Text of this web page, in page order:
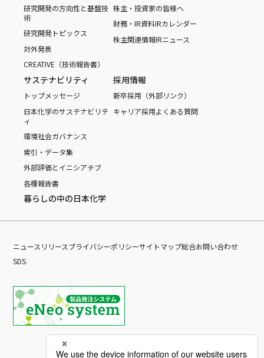
研究開発の方向性と基盤技
術
研究開発トピックス
対外発表
CREATIVE（技術報告書）
株主・投資家の皆様へ
財務・IR資料IRカレンダー
株主関連情報IRニュース
サステナビリティ
トップメッセージ
日本化学のサステナビリテ
ィ
環境社会ガバナンス
索引・データ集
外部評価とイニシアチブ
各種報告書
採用情報
新卒採用（外部リンク）
キャリア採用よくある質問
暮らしの中の日本化学
ニュースリリースプライバシーポリシーサイトマップ総合お問い合わせ
SDS